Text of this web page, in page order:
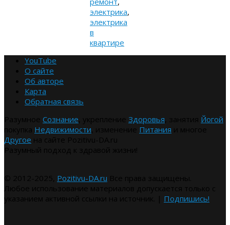
электрика,
электрика
в
квартире
YouTube
О сайте
Об авторе
Карта
Обратная связь
Сознание Здоровья
Йогой
Недвижимости Питания
Другое
Pozitivu-DA.ru
Подпишись!